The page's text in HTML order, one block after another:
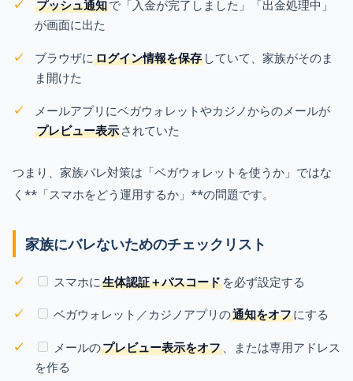
プッシュ通知で「入金が完了しました」「出金処理中」
が画面に出た
ブラウザに ログイン情報を保存 していて、家族がそのま
ま開けた
メールアプリにベガウォレットやカジノからのメールが
プレビュー表示 されていた
つまり、家族バレ対策は「ベガウォレットを使うか」ではな
く**「スマホをどう運用するか」**の問題です。
家族にバレないためのチェックリスト
スマホに 生体認証＋パスコード を必ず設定する
ベガウォレット／カジノアプリの通知をオフにする
メールのプレビュー表示をオフ 、または専用アドレス
を作る